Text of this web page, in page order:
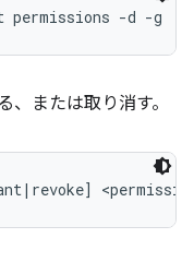
-d -g
、または取り消す。